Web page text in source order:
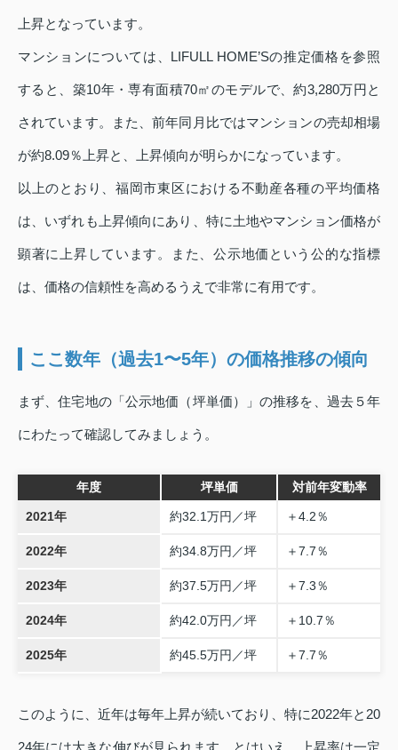
上昇となっています。
マンションについては、LIFULL HOME’Sの推定価格を参照
すると、築10年・専有面積70㎡のモデルで、約3,280万円と
されています。また、前年同月比ではマンションの売却相場
が約8.09％上昇と、上昇傾向が明らかになっています。
以上のとおり、福岡市東区における不動産各種の平均価格
は、いずれも上昇傾向にあり、特に土地やマンション価格が
顕著に上昇しています。また、公示地価という公的な指標
は、価格の信頼性を高めるうえで非常に有用です。
ここ数年（過去1〜5年）の価格推移の傾向
まず、住宅地の「公示地価（坪単価）」の推移を、過去５年
にわたって確認してみましょう。
年度 坪単価 対前年変動率
2021年 約32.1万円／坪 ＋4.2％
2022年 約34.8万円／坪 ＋7.7％
2023年 約37.5万円／坪 ＋7.3％
2024年 約42.0万円／坪 ＋10.7％
2025年 約45.5万円／坪 ＋7.7％
このように、近年は毎年上昇が続いており、特に2022年と20